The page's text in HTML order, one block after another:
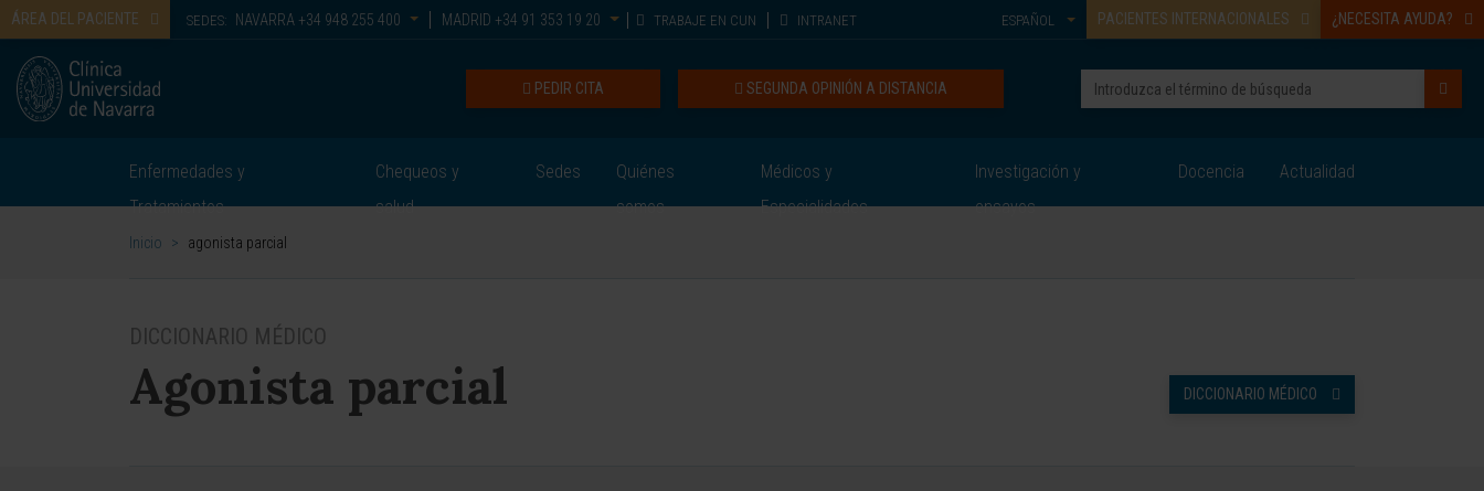
ÁREA DEL PACIENTE SEDES: NAVARRA +34 948 255 400 MADRID +34 91 353 19 20 TRABAJE EN CUN INTRANET PACIENTES INTERNACIONALES ¿NECESITA AYUDA?
ESPAÑOL
SEGUNDA OPINIÓN A DISTANCIA
PEDIR CITA
Enfermedades y
Tratamientos
Chequeos y
salud
Sedes
Quiénes
somos
Médicos y
Especialidades
Investigación y
ensayos
Docencia Actualidad
Inicio > agonista parcial
DICCIONARIO MÉDICO
Agonista parcial DICCIONARIO MÉDICO